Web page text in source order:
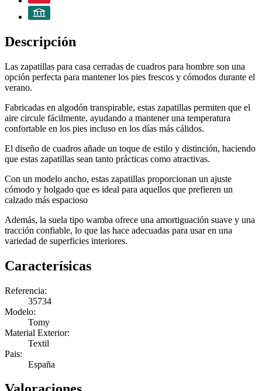
Descripción
Las zapatillas para casa cerradas de cuadros para hombre son una
opción perfecta para mantener los pies frescos y cómodos durante el
verano.
Fabricadas en algodón transpirable, estas zapatillas permiten que el
aire circule fácilmente, ayudando a mantener una temperatura
confortable en los pies incluso en los días más cálidos.
El diseño de cuadros añade un toque de estilo y distinción, haciendo
que estas zapatillas sean tanto prácticas como atractivas.
Con un modelo ancho, estas zapatillas proporcionan un ajuste
cómodo y holgado que es ideal para aquellos que prefieren un
calzado más espacioso
Además, la suela tipo wamba ofrece una amortiguación suave y una
tracción confiable, lo que las hace adecuadas para usar en una
variedad de superficies interiores.
Caracterísicas
Referencia:
35734
Modelo:
Tomy
Material Exterior:
Textil
Pais:
España